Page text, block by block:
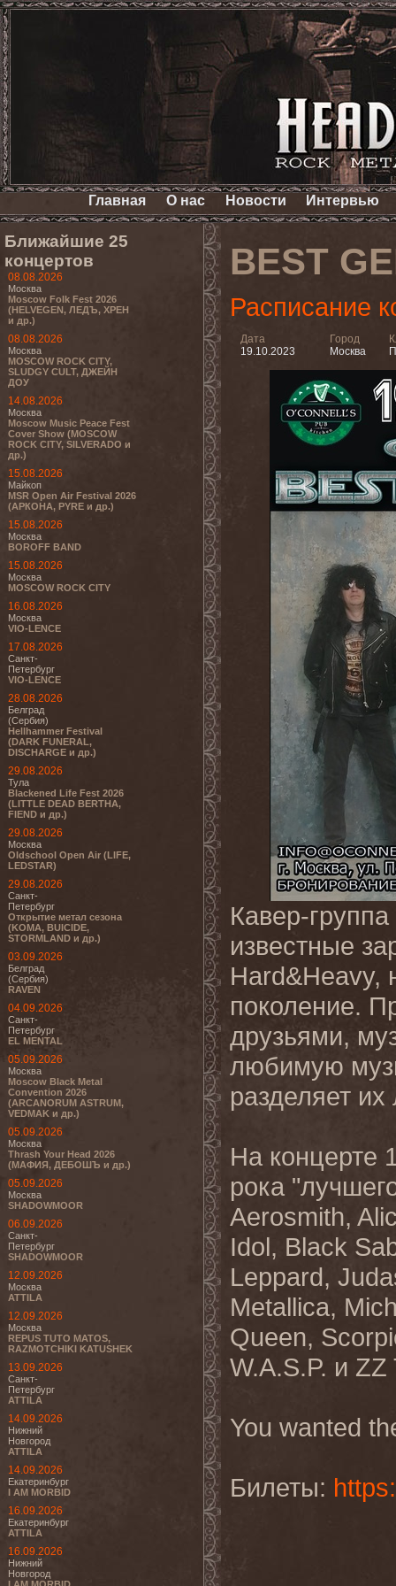
Главная О нас Новости Интервью
Ближайшие 25
концертов
08.08.2026
Москва
Moscow Folk Fest 2026
(HELVEGEN, ЛЕДЪ, ХРЕН
и др.)
08.08.2026
Москва
MOSCOW ROCK CITY,
SLUDGY CULT, ДЖЕЙН
ДОУ
14.08.2026
Москва
Moscow Music Peace Fest
Cover Show (MOSCOW
ROCK CITY, SILVERADO и
др.)
15.08.2026
Майкоп
MSR Open Air Festival 2026
(АРКОНА, PYRE и др.)
15.08.2026
Москва
BOROFF BAND
15.08.2026
Москва
MOSCOW ROCK CITY
16.08.2026
Москва
VIO-LENCE
17.08.2026
Санкт-
Петербург
VIO-LENCE
28.08.2026
Белград
(Сербия)
Hellhammer Festival
(DARK FUNERAL,
DISCHARGE и др.)
29.08.2026
Тула
Blackened Life Fest 2026
(LITTLE DEAD BERTHA,
FIEND и др.)
29.08.2026
Москва
Oldschool Open Air (LIFE,
LEDSTAR)
29.08.2026
Санкт-
Петербург
Открытие метал сезона
(KOMA, BUICIDE,
STORMLAND и др.)
03.09.2026
Белград
(Сербия)
RAVEN
04.09.2026
Санкт-
Петербург
EL MENTAL
05.09.2026
Москва
Moscow Black Metal
Convention 2026
(ARCANORUM ASTRUM,
VEDMAK и др.)
05.09.2026
Москва
Thrash Your Head 2026
(МАФИЯ, ДЕБОШЪ и др.)
05.09.2026
Москва
SHADOWMOOR
06.09.2026
Санкт-
Петербург
SHADOWMOOR
12.09.2026
Москва
ATTILA
12.09.2026
Москва
REPUS TUTO MATOS,
RAZMOTCHIKI KATUSHEK
13.09.2026
Санкт-
Петербург
ATTILA
14.09.2026
Нижний
Новгород
ATTILA
14.09.2026
Екатеринбург
I AM MORBID
16.09.2026
Екатеринбург
ATTILA
16.09.2026
Нижний
Новгород
BEST
Расписание
Дата
19.10.2023
Город
Москва
Кавер-
известные
Hard&Heavy,
поколение.
друзьями,
любимую
разделяет
На концерте
рока
Aerosmith,
Idol, Black
Leppard,
Metallica,
Queen,
W.A.S.P. и ZZ
You wanted
Билеты: